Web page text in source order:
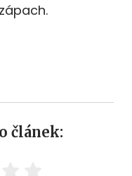
článek: